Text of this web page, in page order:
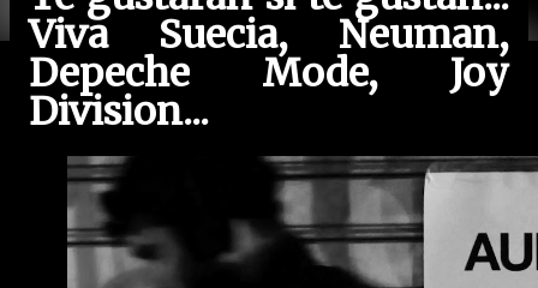
Viva Suecia, Neuman,
Depeche Mode, Joy
Division...